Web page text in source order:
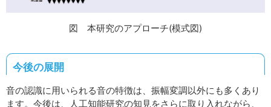
図 本研究のアプローチ(模式図)
今後の展開
音の認識に用いられる音の特徴は、振幅変調以外にも多くあり
ます。今後は、人工知能研究の知見をさらに取り入れながら、